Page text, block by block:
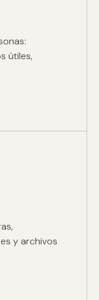
útiles,
y archivos